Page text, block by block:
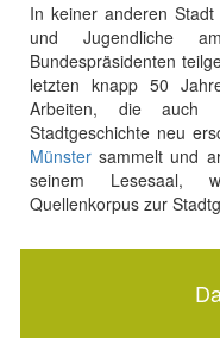
In keiner anderen
und Jugendliche
Bundespräsidenten
letzten knapp 50
Arbeiten, die auch
Stadtgeschichte neu
Münstersammelt und
seinem Lesesaal,
Quellenkorpus zur